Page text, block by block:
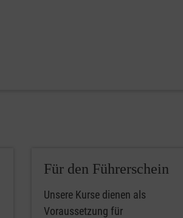
Für den Führerschein
Unsere Kurse dienen als
Voraussetzung für